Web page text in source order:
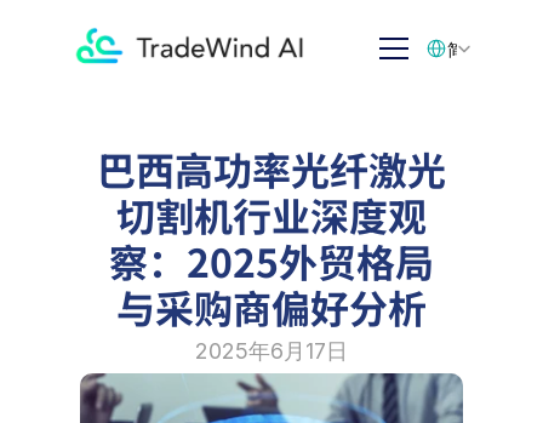
巴西高功率光纤激光
切割机行业深度观
察：2025外贸格局
与采购商偏好分析
2025年6月17日
简体中文